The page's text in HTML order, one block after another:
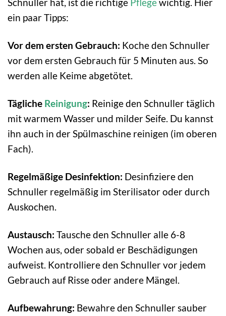
ein paar Tipps:
Vor dem ersten Gebrauch: Koche den Schnuller
vor dem ersten Gebrauch für 5 Minuten aus. So
werden alle Keime abgetötet.
Tägliche Reinigung: Reinige den Schnuller täglich
mit warmem Wasser und milder Seife. Du kannst
ihn auch in der Spülmaschine reinigen (im oberen
Fach).
Regelmäßige Desinfektion: Desinfiziere den
Schnuller regelmäßig im Sterilisator oder durch
Auskochen.
Austausch: Tausche den Schnuller alle 6-8
Wochen aus, oder sobald er Beschädigungen
aufweist. Kontrolliere den Schnuller vor jedem
Gebrauch auf Risse oder andere Mängel.
Aufbewahrung: Bewahre den Schnuller sauber